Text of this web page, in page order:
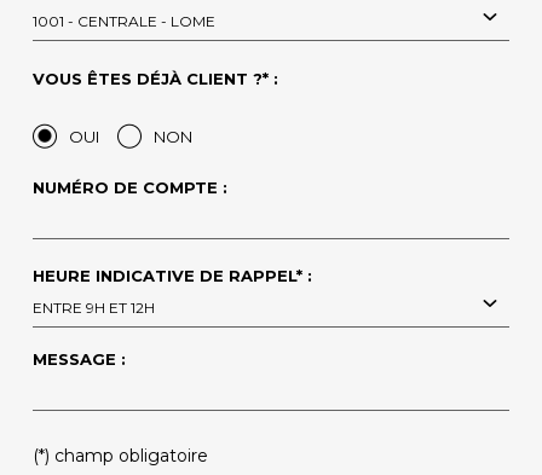
1001 - CENTRALE - LOME
VOUS ÊTES DÉJÀ CLIENT ?* :
OUI NON
NUMÉRO DE COMPTE :
HEURE INDICATIVE DE RAPPEL* :
ENTRE 9H ET 12H
MESSAGE :
PLEASE
LEAVE
(*) champ obligatoire